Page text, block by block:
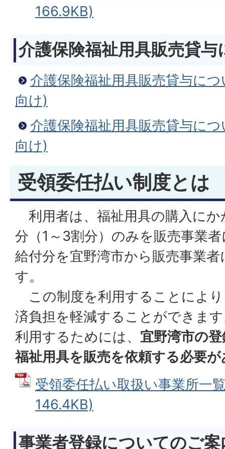
166.9KB)
介護保険福祉用具販売貸
介護保険福祉用具販売貸与に
向け)
介護保険福祉用具販売貸与に
向け)
受領委任払い制度とは
利用者は、福祉用具の購入にか
分（1～3割分）のみを販売事業
給付分を宜野湾市から販売事業
す。
この制度を利用することによ
済負担を軽減することができま
利用するためには、 宜野湾市の
福祉用具を販売を依頼する必要
受領委任払い取扱い事業所一
146.4KB)
事業者登録についてのご